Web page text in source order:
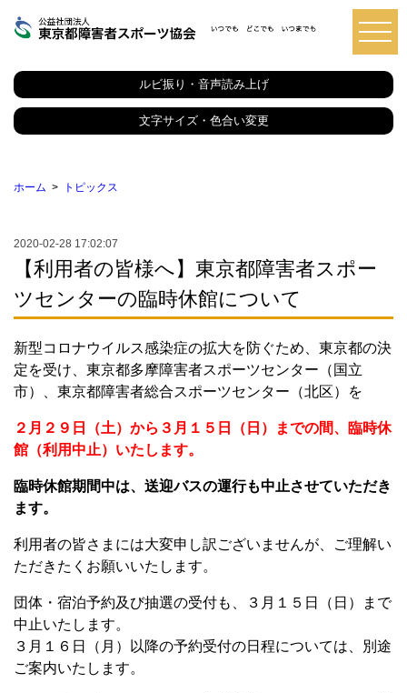
都
障
害
者
ス
協
ルビ振り・音声読み上げ
文字サイズ・色合い変更
ホーム トピックス
2020-02-28 17:02:07
【利用者の皆様へ】東京都障害者スポー
ツセンターの臨時休館について
新型コロナウイルス感染症の拡大を防ぐため、東京都の決
定を受け、東京都多摩障害者スポーツセンター（国立
市）、東京都障害者総合スポーツセンター（北区）を
２月２９日（土）から３月１５日（日）までの間、臨時休
館（利用中止）いたします。
臨時休館期間中は、送迎バスの運行も中止させていただき
ます。
利用者の皆さまには大変申し訳ございませんが、ご理解い
ただきたくお願いいたします。
団体・宿泊予約及び抽選の受付も、３月１５日（日）まで
中止いたします。
３月１６日（月）以降の予約受付の日程については、別途
ご案内いたします。